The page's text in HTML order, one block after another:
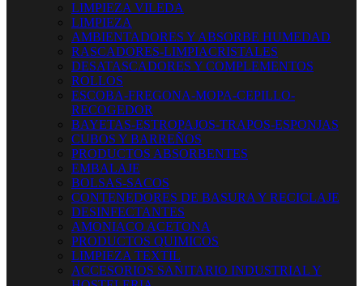
LIMPIEZA VILEDA
LIMPIEZA
AMBIENTADORES Y ABSORBE HUMEDAD
RASCADORES-LIMPIACRISTALES
DESATASCADORES Y COMPLEMENTOS
ROLLOS
ESCOBA-FREGONA-MOPA-CEPILLO-
RECOGEDOR
BAYETAS-ESTROPAJOS-TRAPOS-ESPONJAS
CUBOS Y BARREÑOS
PRODUCTOS ABSORBENTES
EMBALAJE
BOLSAS-SACOS
CONTENEDORES DE BASURA Y RECICLAJE
DESINFECTANTES
AMONIACO ACETONA
PRODUCTOS QUIMICOS
LIMPIEZA TEXTIL
ACCESORIOS SANITARIO INDUSTRIAL Y